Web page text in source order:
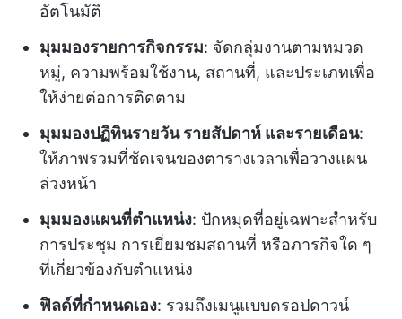
อัตโนมัติ
มุมมองรายการกิจกรรม: จัดกลุ่มงานตามหมวด
หมู่, ความพร้อมใช้งาน, สถานที่, และประเภทเพื่อ
ให้ง่ายต่อการติดตาม
มุมมองปฏิทินรายวัน รายสัปดาห์ และรายเดือน:
ให้ภาพรวมที่ชัดเจนของตารางเวลาเพื่อวางแผน
ล่วงหน้า
มุมมองแผนที่ตำแหน่ง: ปักหมุดที่อยู่เฉพาะสำหรับ
การประชุม การเยี่ยมชมสถานที่ หรือภารกิจใด ๆ
ที่เกี่ยวข้องกับตำแหน่ง
ฟิลด์ที่กำหนดเอง: รวมถึงเมนูแบบดรอปดาวน์